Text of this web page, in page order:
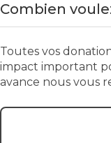
Combien
Toutes vos
impact important
avance nous vous